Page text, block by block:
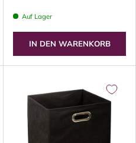
Auf Lager
IN DEN WARENKORB